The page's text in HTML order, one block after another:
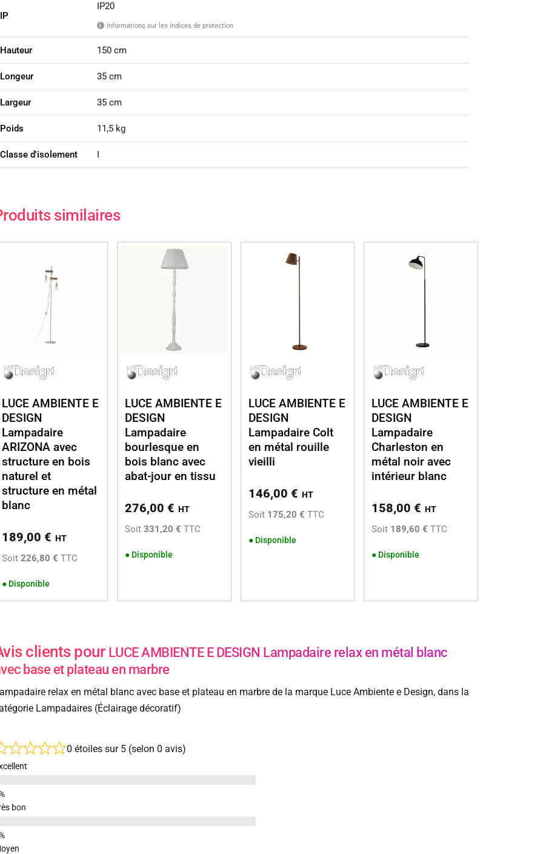
IP
IP20
i Informations sur les Indices de protection
Hauteur 150 cm
Longeur 35 cm
Largeur 35 cm
Poids 11,5 kg
Classe d'isolement I
similaires
LUCE AMBIENTE E
DESIGN
Lampadaire
ARIZONA avec
structure en bois
naturel et
structure en métal
blanc
189,00 € HT
Soit 226,80 € TTC
● Disponible
LUCE AMBIENTE E
DESIGN
Lampadaire
bourlesque en
bois blanc avec
abat-jour en tissu
276,00€ HT
Soit331,20 € TTC
● Disponible
LUCE AMBIENTE E
DESIGN
Lampadaire Colt
en métal rouille
vieilli
146,00 € HT
Soit 175,20 € TTC
● Disponible
LUCE AMBIENTE E
DESIGN
Lampadaire
Charleston en
métal noir avec
intérieur blanc
158,00€ HT
Soit 189,60 € TTC
● Disponible
clients pour LUCE AMBIENTE E DESIGN Lampadaire relax en métal blanc
base et plateau en marbre
relax en métal blanc avec base et plateau en marbre de la marque Luce Ambiente e Design, dans la
Lampadaires (Éclairage décoratif)
0 étoiles sur 5 (selon 0 avis)
bon